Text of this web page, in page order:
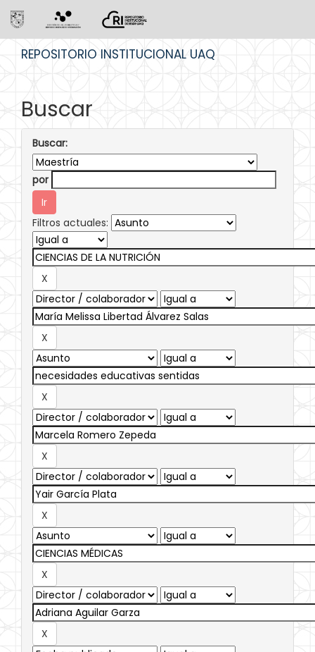
REPOSITORIO INSTITUCIONAL UAQ
Buscar
Buscar:
por
Filtros actuales: